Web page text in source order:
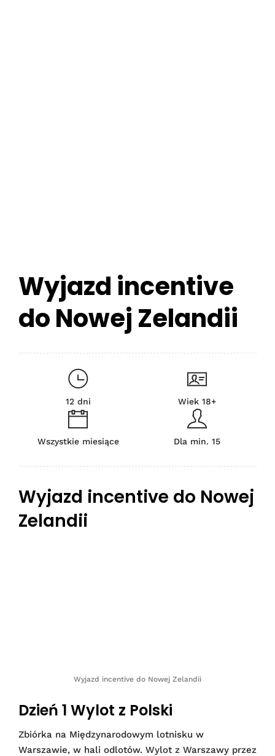
Wyjazd incentive
do Nowej Zelandii
12 dni Wiek 18+
Wszystkie miesiące Dla min. 15
Wyjazd incentive do Nowej
Zelandii
Wyjazd incentive do Nowej Zelandii
Dzień 1 Wylot z Polski
Zbiórka na Międzynarodowym lotnisku w
Warszawie, w hali odlotów. Wylot z Warszawy przez